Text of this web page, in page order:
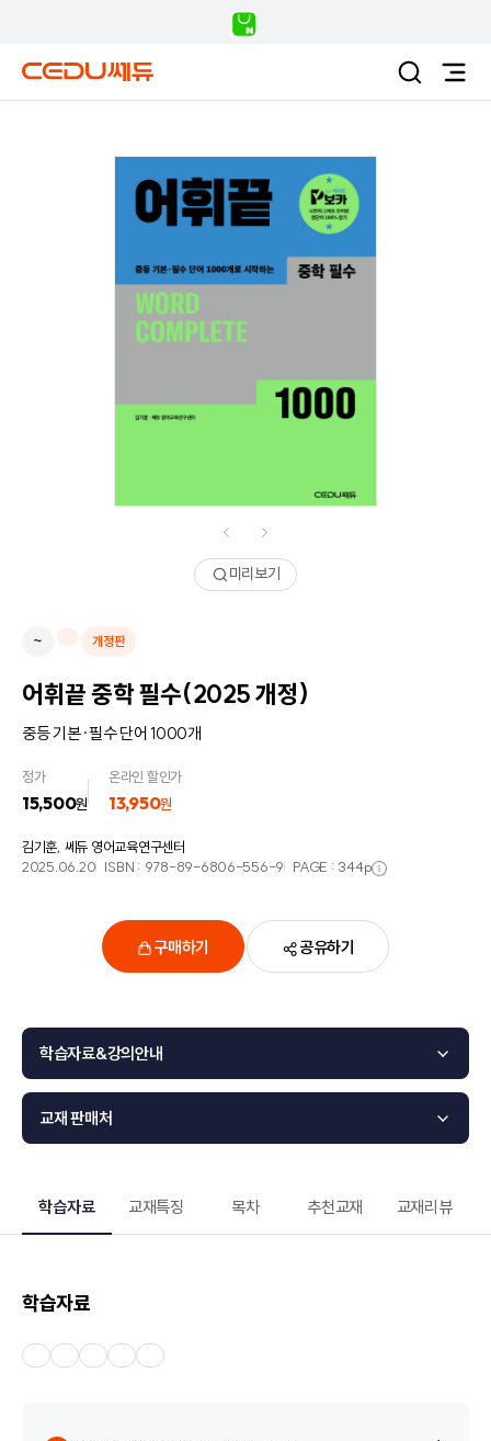
미리보기
~ 개정판
어휘끝 중학 필수(2025 개정)
중등 기본·필수 단어 1000개
정가
15,500원
온라인 할인가
13,950원
김기훈, 쎄듀 영어교육연구센터
2025.06.20 ISBN : 978-89-6806-556-9 PAGE : 344p
구매하기 공유하기
학습자료&강의안내
교재 판매처
학습자료 교재특징 목차 추천교재 교재리뷰
학습자료